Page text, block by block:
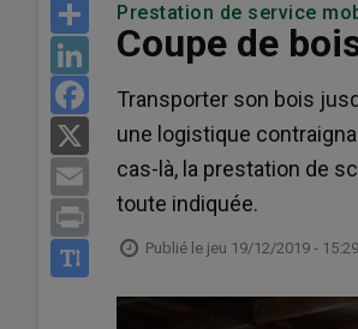
Share
LinkedIn
Facebook
Email
Print
Prestation de service
Coupe de
Transporter son bois
une logistique
cas-là, la prestation de
toute indiquée.
Publié le jeu 19/12/2019 - 15:29